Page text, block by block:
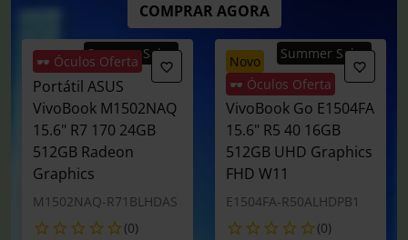
🕶️ Óculos Oferta
Summer Sales
Portátil ASUS
VivoBook M1502NAQ
15.6" R7 170 24GB
512GB Radeon
Graphics
M1502NAQ-R71BLHDAS
(0)
novo
🕶️ Óculos Oferta
Summer Sales
Portátil ASUS
VivoBook Go E1504FA
15.6" R5 40 16GB
512GB UHD Graphics
FHD W11
E1504FA-R50ALHDPB1
(0)
COMPRAR AGORA